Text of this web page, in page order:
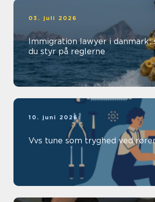
03. juli 2026
Immigration lawyer i danmark:
du styr på reglerne
10. juni 2026
Vvs tune som tryghed ved